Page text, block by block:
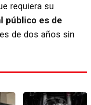
requiera su
público es de
de dos años sin